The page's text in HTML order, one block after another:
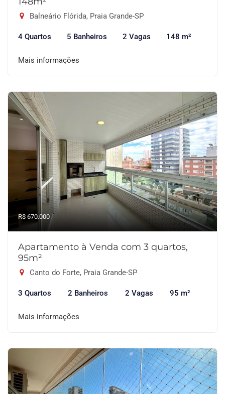
Balneário Flórida, Praia Grande-SP
4 Quartos 5 Banheiros 2 Vagas 148 m²
Mais informações
R$ 670.000
Apartamento à Venda com 3 quartos,
95m²
Canto do Forte, Praia Grande-SP
3 Quartos 2 Banheiros 2 Vagas 95 m²
Mais informações